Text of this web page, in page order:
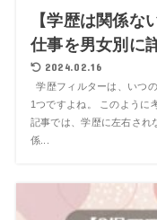
【学歴は関係
仕事を男女別に
2024.02.16
学歴フィルターは、いつ
1つですよね。 このように
記事では、学歴に左右され
係...